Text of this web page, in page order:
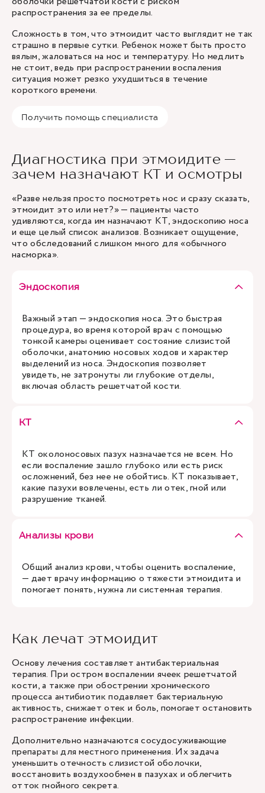
распространения за ее пределы.
Сложность в том, что этмоидит часто выглядит не так
страшно в первые сутки. Ребенок может быть просто
вялым, жаловаться на нос и температуру. Но медлить
не стоит, ведь при распространении воспаления
ситуация может резко ухудшиться в течение
короткого времени.
Получить помощь специалиста
Диагностика при этмоидите —
зачем назначают КТ и осмотры
«Разве нельзя просто посмотреть нос и сразу сказать,
этмоидит это или нет?» — пациенты часто
удивляются, когда им назначают КТ, эндоскопию носа
и еще целый список анализов. Возникает ощущение,
что обследований слишком много для «обычного
насморка».
Эндоскопия
Важный этап — эндоскопия носа. Это быстрая
процедура, во время которой врач с помощью
тонкой камеры оценивает состояние слизистой
оболочки, анатомию носовых ходов и характер
выделений из носа. Эндоскопия позволяет
увидеть, не затронуты ли глубокие отделы,
включая область решетчатой кости.
КТ
КТ околоносовых пазух назначается не всем. Но
если воспаление зашло глубоко или есть риск
осложнений, без нее не обойтись. КТ показывает,
какие пазухи вовлечены, есть ли отек, гной или
разрушение тканей.
Анализы крови
Общий анализ крови, чтобы оценить воспаление,
— дает врачу информацию о тяжести этмоидита и
помогает понять, нужна ли системная терапия.
Как лечат этмоидит
Основу лечения составляет антибактериальная
терапия. При остром воспалении ячеек решетчатой
кости, а также при обострении хронического
процесса антибиотик подавляет бактериальную
активность, снижает отек и боль, помогает остановить
распространение инфекции.
Дополнительно назначаются сосудосуживающие
препараты для местного применения. Их задача
уменьшить отечность слизистой оболочки,
восстановить воздухообмен в пазухах и облегчить
отток гнойного секрета.